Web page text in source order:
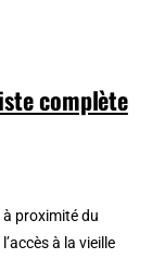
complète
à proximité du
à la vieille